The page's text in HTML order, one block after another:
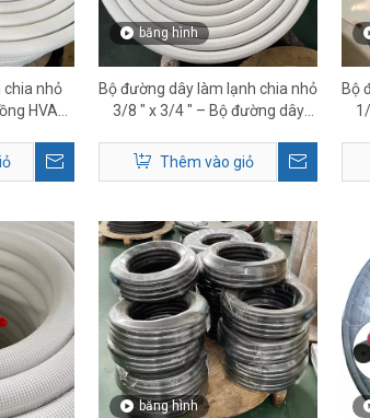
chia nhỏ
HVAC
băng hình
Bộ đường dây làm lạnh chia nhỏ
3/8 ″ x 3/4 ″ – Bộ đường dây
Thêm vào giỏ
Bộ
băng hình